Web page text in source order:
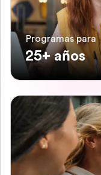
Programas para
25+ años